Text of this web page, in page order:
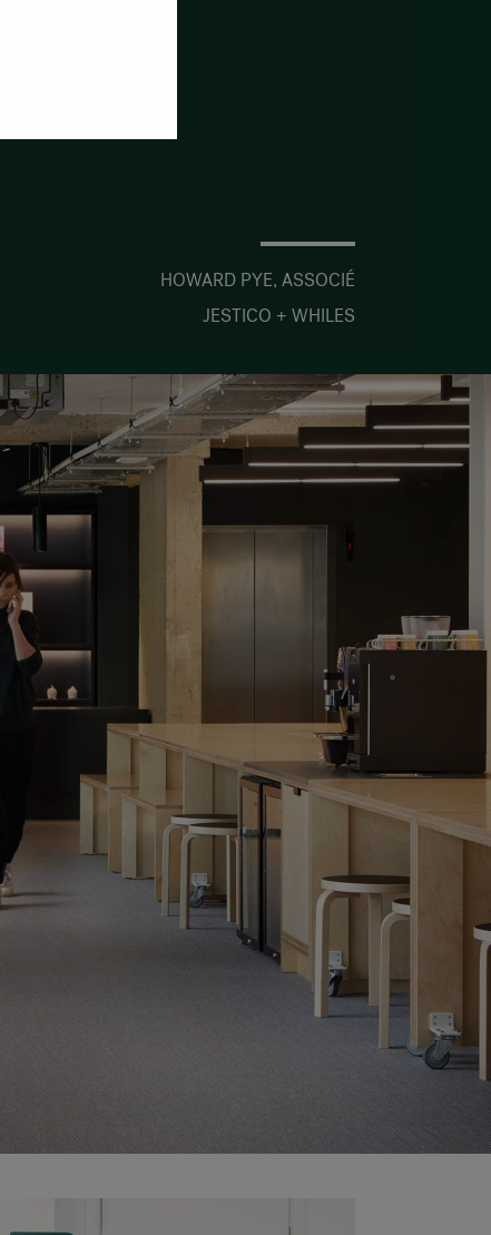
HOWARD PYE, ASSOCIÉ
JESTICO + WHILES